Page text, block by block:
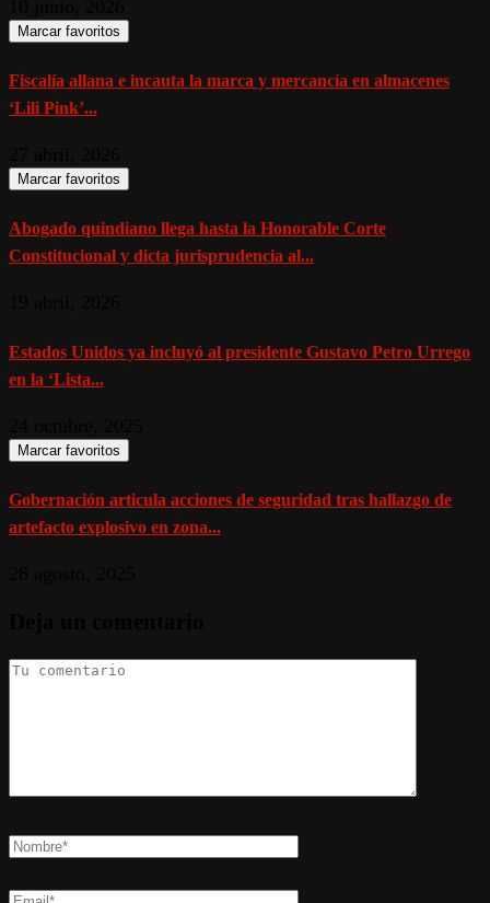
Marcar favoritos
Fiscalía allana e incauta la marca y mercancía en almacenes
‘Lili Pink’...
Marcar favoritos
Abogado quindiano llega hasta la Honorable Corte
Constitucional y dicta jurisprudencia al...
Estados Unidos ya incluyó al presidente Gustavo Petro Urrego
en la ‘Lista...
Marcar favoritos
Gobernación articula acciones de seguridad tras hallazgo de
artefacto explosivo en zona...